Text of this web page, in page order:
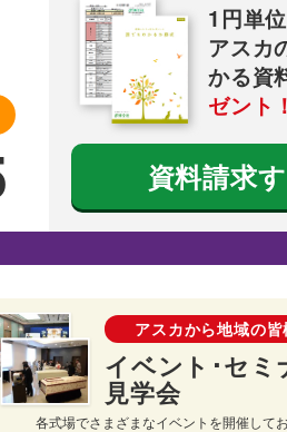
1円単
アスカ
かる資
ゼント！
資料請求
アスカから地域の
イベント･セミ
見学会
各式場でさまざまなイベントを開催して